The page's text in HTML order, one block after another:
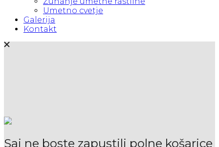
Umetno cvetje
Galerija
Kontakt
Saj ne boste zapustili polne košarice